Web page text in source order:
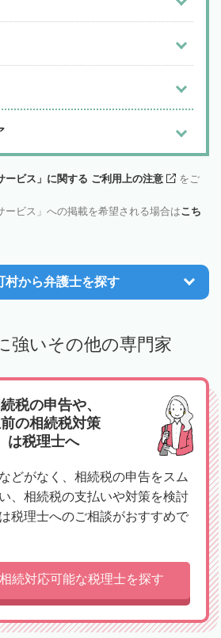
ービス」に関する ご利用上の注意
をご
ービス」への掲載を希望される場合はこち
村から弁護士を探す
強いその他の専門家
税の申告や、
の相続税対策
は税理士へ
どがなく、相続税の申告をスム
、相続税の支払いや対策を検討
税理士へのご相談がおすすめで
続対応可能な税理士を探す